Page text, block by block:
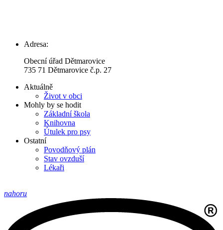
Adresa:
Obecní úřad Dětmarovice
735 71 Dětmarovice č.p. 27
Aktuálně
Život v obci
Mohly by se hodit
Základní škola
Knihovna
Útulek pro psy
Ostatní
Povodňový plán
Stav ovzduší
Lékaři
nahoru